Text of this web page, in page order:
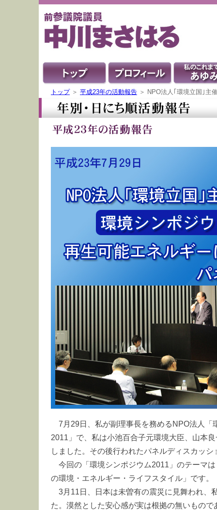
トップ＞ 平成23年の活動報告 ＞ NPO法人｢環境立国｣主
7月29日、私が副理事長を務めるNPO法人「
2011」で、私は小池百合子元環境大臣、山本
しました。その後行われたパネルディスカッ
今回の「環境シンポジウム2011」のテーマ
の環境・エネルギー・ライフスタイル」です。
3月11日、日本は未曽有の震災に見舞われ、
た。漠然とした安心感が実は根拠の無いもの